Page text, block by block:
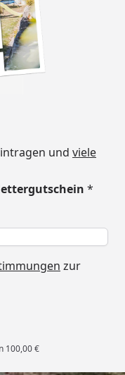
und viele
*
zur
100,00 €